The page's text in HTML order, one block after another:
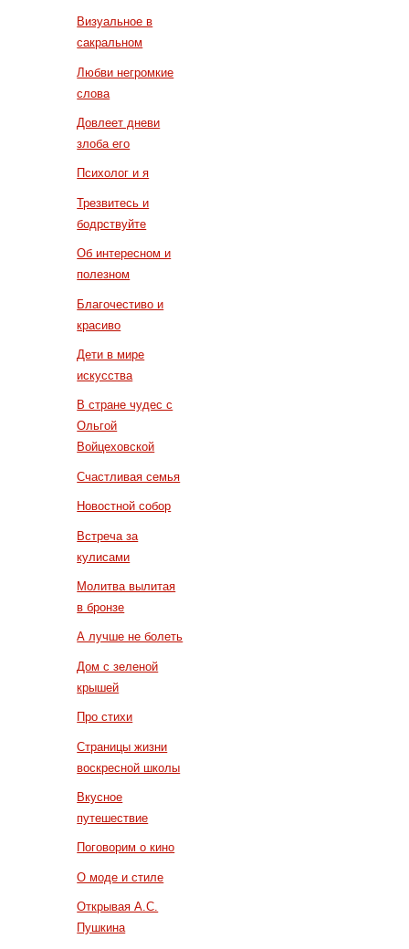
Визуальное в
сакральном
Любви негромкие
слова
Довлеет дневи
злоба его
Психолог и я
Трезвитесь и
бодрствуйте
Об интересном и
полезном
Благочестиво и
красиво
Дети в мире
искусства
В стране чудес с
Ольгой
Войцеховской
Счастливая семья
Новостной собор
Встреча за
кулисами
Молитва вылитая
в бронзе
А лучше не болеть
Дом с зеленой
крышей
Про стихи
Страницы жизни
воскресной школы
Вкусное
путешествие
Поговорим о кино
О моде и стиле
Открывая А.С.
Пушкина